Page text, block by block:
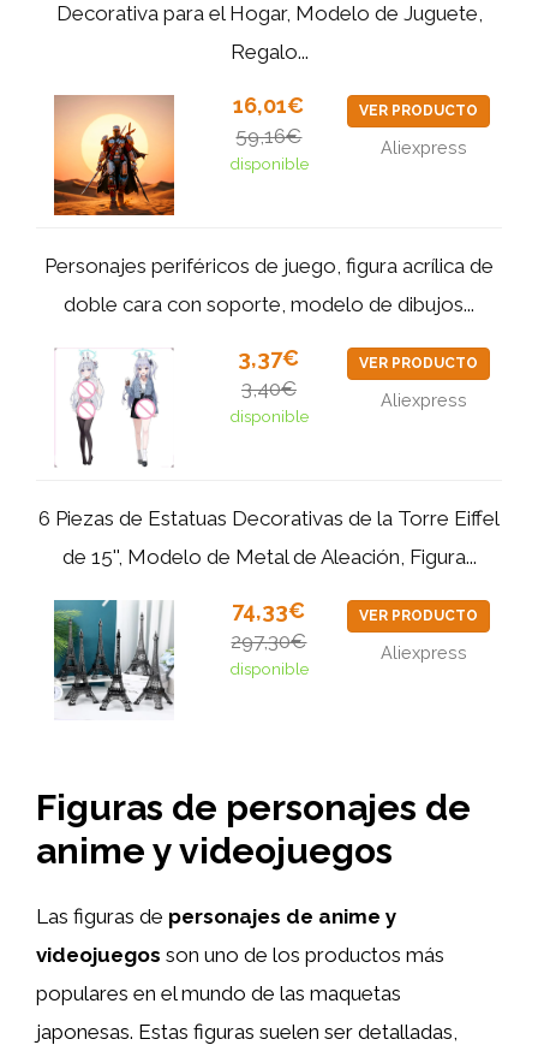
Decorativa para el Hogar, Modelo de Juguete,
Regalo...
16,01€
59,16€
disponible
VER PRODUCTO
Aliexpress
Personajes periféricos de juego, figura acrílica de
doble cara con soporte, modelo de dibujos...
3,37€
3,40€
disponible
VER PRODUCTO
Aliexpress
6 Piezas de Estatuas Decorativas de la Torre Eiffel
de 15'', Modelo de Metal de Aleación, Figura...
74,33€
297,30€
disponible
VER PRODUCTO
Aliexpress
Figuras de personajes de
anime y videojuegos
Las figuras de personajes de anime y
videojuegos son uno de los productos más
populares en el mundo de las maquetas
japonesas. Estas figuras suelen ser detalladas,